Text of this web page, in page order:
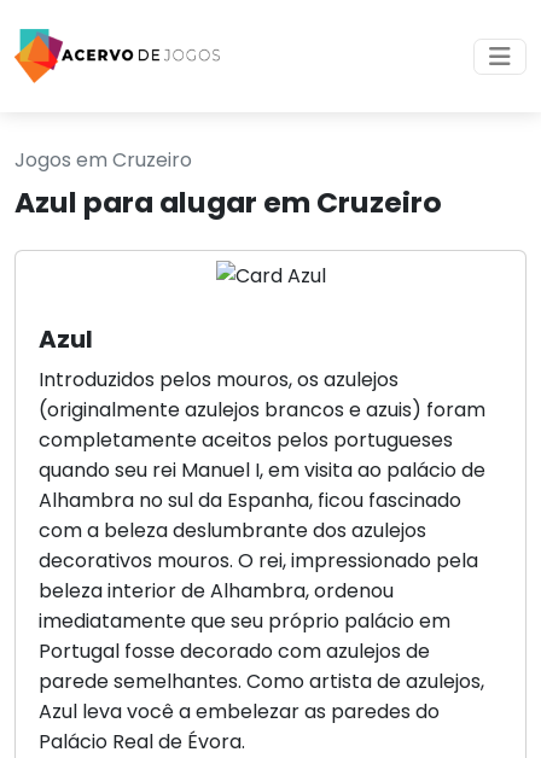
Jogos em Cruzeiro
Azul para alugar em Cruzeiro
Azul
Introduzidos pelos mouros, os azulejos
(originalmente azulejos brancos e azuis) foram
completamente aceitos pelos portugueses
quando seu rei Manuel I, em visita ao palácio de
Alhambra no sul da Espanha, ficou fascinado
com a beleza deslumbrante dos azulejos
decorativos mouros. O rei, impressionado pela
beleza interior de Alhambra, ordenou
imediatamente que seu próprio palácio em
Portugal fosse decorado com azulejos de
parede semelhantes. Como artista de azulejos,
Azul leva você a embelezar as paredes do
Palácio Real de Évora.